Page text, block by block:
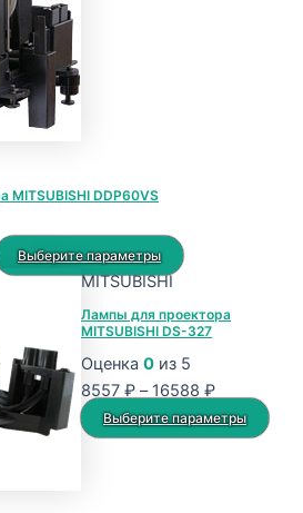
16588 ₽
MITSUBISHI DDP60VS
цен:
₽
Выберите параметры
Этот
имеет
несколько
вариаций.
Опции
можно
выбрать
MITSUBISHI
Лампы для проектора
MITSUBISHI DS-327
Оценка 0 из 5
8557 ₽ – 16588 ₽Диапазон
цен:
8557 ₽
Выберите параметры